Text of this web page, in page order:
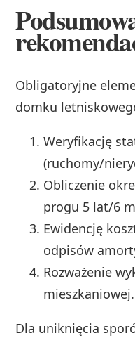
Obligatoryjne
domku
Weryfikację
(ruchomy/
Obliczenie
progu 5 lat/6
Ewidencję
odpisów
Rozważenie
mieszkaniowej.
Dla uniknięcia